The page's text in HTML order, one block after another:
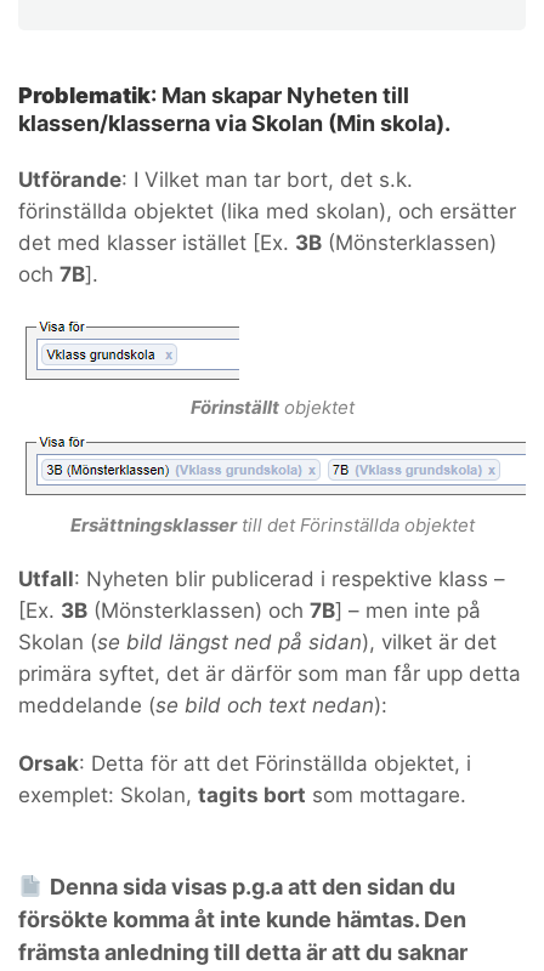
Problematik: Man skapar Nyheten till
klassen/klasserna via Skolan (Min skola).
Utförande: I Vilket man tar bort, det s.k.
förinställda objektet (lika med skolan), och ersätter
det med klasser istället [Ex. 3B (Mönsterklassen)
och 7B].
Förinställtobjektet
Ersättningsklassertill det Förinställda objektet
Utfall: Nyheten blir publicerad i respektive klass –
[Ex. 3B (Mönsterklassen) och 7B] – men inte på
Skolan (se bild längst ned på sidan), vilket är det
primära syftet, det är därför som man får upp detta
meddelande (se bild och text nedan):
Orsak: Detta för att det Förinställda objektet, i
exemplet: Skolan, tagits bort som mottagare.
Denna sida visas p.g.a att den sidan du
försökte komma åt inte kunde hämtas. Den
främsta anledning till detta är att du saknar